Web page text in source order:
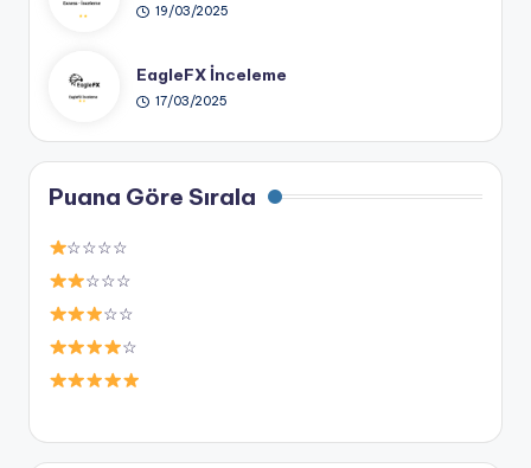
19/03/2025
EagleFX İnceleme
17/03/2025
Puana Göre Sırala
☆☆☆☆
☆☆☆
☆☆
☆